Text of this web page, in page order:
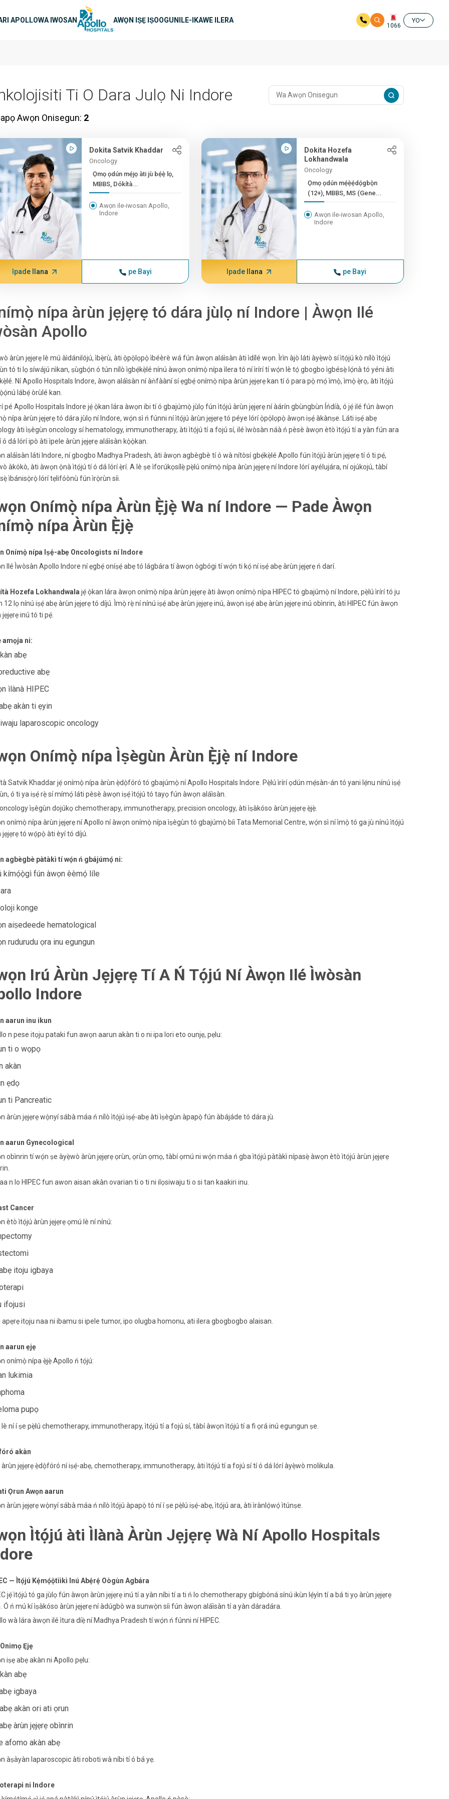
APOLLOWA IWOSAN AWỌN IṢẸ IṢOOGUNILE-IKAWE ILERA
1066
YO
Ti O Dara Julọ Ni Indore
Awọn Onisegun: 2
Dokita Satvik Khaddar
Oncology
Ọmọ ọdún mẹ́jọ àti jù bẹ́ẹ̀ lọ,
MBBS, Dókítà...
Awọn ile-iwosan Apollo,
Indore
Ipade Ilana pe Bayi
Dokita Hozefa
Lokhandwala
Oncology
Ọmọ ọdún mẹ́ẹ̀ẹ́dọ́gbọ̀n
(12+), MBBS, MS (Gene...
Awọn ile-iwosan Apollo,
Indore
Ipade Ilana pe Bayi
nípa àrùn jẹjẹrẹ tó dára jùlọ ní Indore | Àwọn Ilé
Apollo
àrùn jẹjẹrẹ lè mú àìdánilójú, ìbẹ̀rù, àti ọ̀pọ̀lọpọ̀ ìbéèrè wá fún àwọn aláìsàn àti ìdílé wọn. Ìrìn àjò láti àyẹ̀wò sí ìtọ́jú kò nílò ìtọ́jú
tó ti lọ síwájú nìkan, ṣùgbọ́n ó tún nílò ìgbẹ́kẹ̀lé nínú àwọn onímọ̀ nípa ìlera tó ní ìrírí tí wọ́n lè tọ́ gbogbo ìgbésẹ̀ lọ́nà tó yéni àti
Ní Apollo Hospitals Indore, àwọn aláìsàn ní àǹfààní sí ẹgbẹ́ onímọ̀ nípa àrùn jẹjẹrẹ kan tí ó para pọ̀ mọ́ ìmọ̀, ìmọ̀ ẹ̀rọ, àti ìtọ́jú
lábẹ́ òrùlé kan.
pé Apollo Hospitals Indore jẹ́ ọ̀kan lára ​​àwọn ibi tí ó gbajúmọ̀ jùlọ fún ìtọ́jú àrùn jẹjẹrẹ ní àárín gbùngbùn Íńdíà, ó jẹ́ ilé fún àwọn
nípa àrùn jẹjẹrẹ tó dára jùlọ ní Indore, wọ́n sì ń fúnni ní ìtọ́jú àrùn jẹjẹrẹ tó péye lórí ọ̀pọ̀lọpọ̀ àwọn iṣẹ́ àkànṣe. Láti iṣẹ́ abẹ
àti ìṣègùn oncology sí hematology, immunotherapy, àti ìtọ́jú tí a fojú sí, ilé ìwòsàn náà ń pèsè àwọn ètò ìtọ́jú tí a yàn fún ara
ó dá lórí ipò àti ìpele àrùn jẹjẹrẹ aláìsàn kọ̀ọ̀kan.
aláìsàn láti Indore, ní gbogbo Madhya Pradesh, àti àwọn agbègbè tí ó wà nítòsí gbẹ́kẹ̀lé Apollo fún ìtọ́jú àrùn jẹjẹrẹ tí ó ti pẹ́,
àkókò, àti àwọn ọ̀nà ìtọ́jú tí ó dá lórí ẹ̀rí. A lè ṣe ìforúkọsílẹ̀ pẹ̀lú onímọ̀ nípa àrùn jẹjẹrẹ ní Indore lórí ayélujára, ní ojúkojú, tàbí
ìbánisọ̀rọ̀ lórí tẹlifóònù fún ìrọ̀rùn síi.
Onímọ̀ nípa Àrùn Ẹ̀jẹ̀ Wa ní Indore — Pade Àwọn
nípa Àrùn Ẹ̀jẹ̀
Onímọ̀ nípa Iṣẹ́-abẹ Oncologists ní Indore
Ilé Ìwòsàn Apollo Indore ní ẹgbẹ́ oníṣẹ́ abẹ tó lágbára tí àwọn ògbógi tí wọ́n ti kọ́ ní iṣẹ́ abẹ àrùn jẹjẹrẹ ń darí.
Hozefa Lokhandwala jẹ́ ọ̀kan lára ​​àwọn onímọ̀ nípa àrùn jẹjẹrẹ àti àwọn onímọ̀ nípa HIPEC tó gbajúmọ̀ ní Indore, pẹ̀lú ìrírí tó ju
12 lọ nínú iṣẹ́ abẹ àrùn jẹjẹrẹ tó díjú. Ìmọ̀ rẹ̀ ní nínú iṣẹ́ abẹ àrùn jẹjẹrẹ inú, àwọn iṣẹ́ abẹ àrùn jẹjẹrẹ inú obìnrin, àti HIPEC fún àwọn
jẹjẹrẹ inú tó ti pẹ́.
amọja ni:
abẹ
abẹ
ìlànà HIPEC
akàn ti ẹyin
laparoscopic oncology
Onímọ̀ nípa Ìṣègùn Àrùn Ẹ̀jẹ̀ ní Indore
Satvik Khaddar jẹ́ onímọ̀ nípa àrùn ẹ̀dọ̀fóró tó gbajúmọ̀ ní Apollo Hospitals Indore. Pẹ̀lú ìrírí ọdún mẹ́sàn-án tó yani lẹ́nu nínú iṣẹ́
ó ti ya iṣẹ́ rẹ̀ sí mímọ́ láti pèsè àwọn iṣẹ́ ìtọ́jú tó tayọ fún àwọn aláìsàn.
ìṣègùn dojúkọ chemotherapy, immunotherapy, precision oncology, àti ìṣàkóso àrùn jẹjẹrẹ ẹ̀jẹ̀.
onímọ̀ nípa àrùn jẹjẹrẹ ní Apollo ní àwọn onímọ̀ nípa ìṣègùn tó gbajúmọ̀ bíi Tata Memorial Centre, wọ́n sì ní ìmọ̀ tó ga jù nínú ìtọ́jú
jẹjẹrẹ tó wọ́pọ̀ àti èyí tó díjú.
agbègbè pàtàkì tí wọ́n ń gbájúmọ́ ni:
kímọ́ọ̀gì fún àwọn èèmọ́ líle
konge
aiṣedeede hematological
rudurudu ọra inu egungun
Irú Àrùn Jẹjẹrẹ Tí A Ń Tọ́jú Ní Àwọn Ilé Ìwòsàn
Indore
aarun inu ikun
n pese itọju pataki fun awọn aarun akàn ti o ni ipa lori eto ounjẹ, pẹlu:
ti o wọpọ
akàn
ẹdọ
ti Pancreatic
àrùn jẹjẹrẹ wọ̀nyí sábà máa ń nílò ìtọ́jú iṣẹ́-abẹ àti ìṣègùn àpapọ̀ fún àbájáde tó dára jù.
aarun Gynecological
obìnrin tí wọ́n ṣe àyẹ̀wò àrùn jẹjẹrẹ ọrùn, ọrùn ọmọ, tàbí ọmú ni wọ́n máa ń gba ìtọ́jú pàtàkì nípasẹ̀ àwọn ètò ìtọ́jú àrùn jẹjẹrẹ
n lo HIPEC fun awon aisan akàn ovarian ti o ti ni ilọsiwaju ti o si tan kaakiri inu.
Cancer
ètò ìtọ́jú àrùn jẹjẹrẹ ọmú lè ní nínú:
itoju igbaya
ifojusi
apẹrẹ itọju naa ni ibamu si ipele tumor, ipo olugba homonu, ati ilera gbogbogbo alaisan.
aarun ẹjẹ
onímọ̀ nípa ẹ̀jẹ̀ Apollo ń tọ́jú:
lukimia
pupọ
lè ní í ṣe pẹ̀lú chemotherapy, immunotherapy, ìtọ́jú tí a fojú sí, tàbí àwọn ìtọ́jú tí a fi ọrá inú egungun ṣe.
akàn
àrùn jẹjẹrẹ ẹ̀dọ̀fóró ní iṣẹ́-abẹ, chemotherapy, immunotherapy, àti ìtọ́jú tí a fojú sí tí ó dá lórí àyẹ̀wò molikula.
Ọrun Awọn aarun
àrùn jẹjẹrẹ wọ̀nyí sábà máa ń nílò ìtọ́jú àpapọ̀ tó ní í ṣe pẹ̀lú iṣẹ́-abẹ, ìtọ́jú ara, àti ìrànlọ́wọ́ ìtúnṣe.
Ìtọ́jú àti Ìlànà Àrùn Jẹjẹrẹ Wà Ní Apollo Hospitals
— Ìtọ́jú Kẹ́mọ́ọ̀tììkì Inú Abẹ́rẹ́ Oògùn Agbára
jẹ́ ìtọ́jú tó ga jùlọ fún àwọn àrùn jẹjẹrẹ inú tí a yàn níbi tí a ti ń lo chemotherapy gbígbóná sínú ikùn lẹ́yìn tí a bá ti yọ àrùn jẹjẹrẹ
Ó ń mú kí ìṣàkóso àrùn jẹjẹrẹ ní àdúgbò wa sunwọ̀n síi fún àwọn aláìsàn tí a yàn dáradára.
wà lára ​​àwọn ilé ìtura díẹ̀ ní Madhya Pradesh tí wọ́n ń fúnni ní HIPEC.
Ẹjẹ
iṣẹ abẹ akàn ni Apollo pẹlu:
abẹ
igbaya
akàn ori ati ọrun
àrùn jẹjẹrẹ obìnrin
afomo akàn abẹ
àṣàyàn laparoscopic àti roboti wà níbi tí ó bá yẹ.
ni Indore